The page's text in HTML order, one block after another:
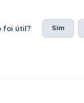
foi útil? Sim